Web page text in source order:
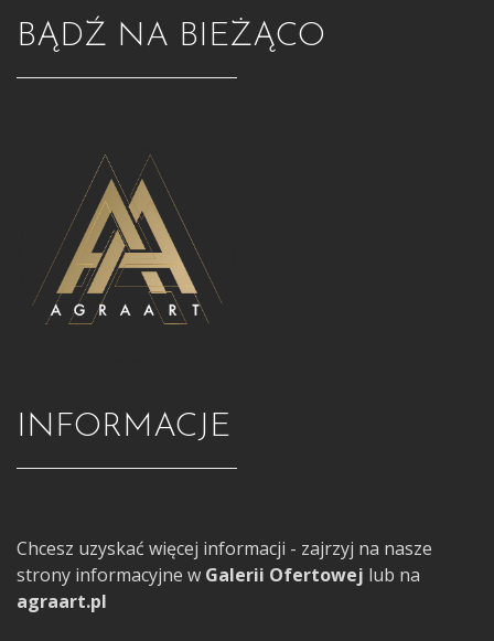
BĄDŹ NA BIEŻĄCO
INFORMACJE
Chcesz uzyskać więcej informacji - zajrzyj na nasze
strony informacyjne w Galerii Ofertowej lub na
agraart.pl